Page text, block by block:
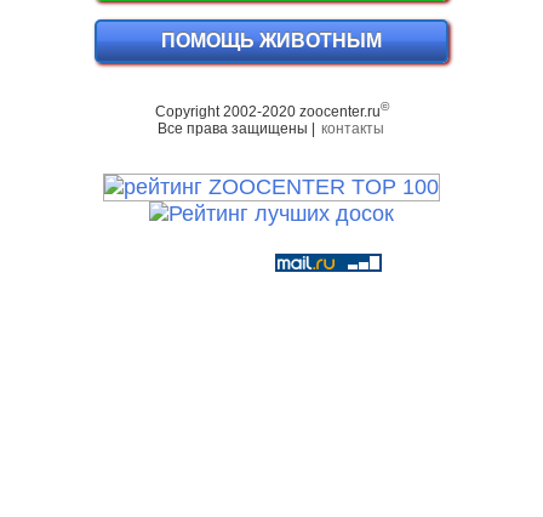
ПОМОЩЬ ЖИВОТНЫМ
Copyright 2002-2020 zoocenter.ru©
Все права защищены | контакты